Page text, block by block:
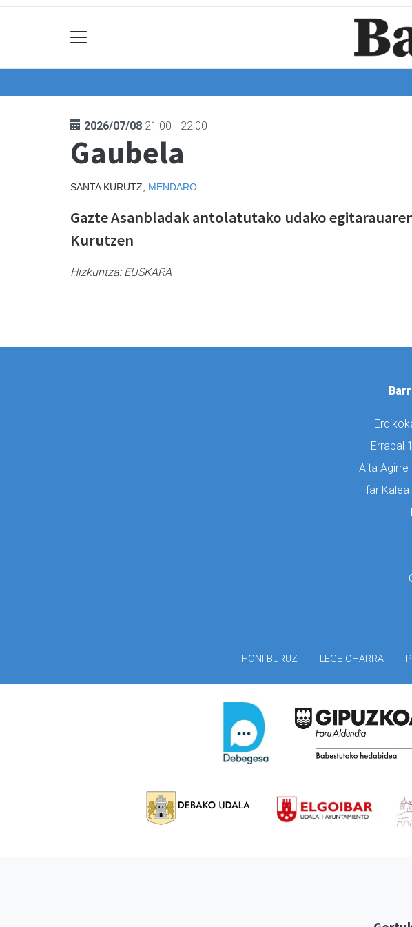
2026/07/08 21:00 - 22:00
Gaubela
SANTA KURUTZ, MENDARO
Gazte Asanbladak antolatutako udako
Kurutzen
Hizkuntza:EUSKARA
Errabal
Aita Agirre
Ifar Kalea
HONI BURUZ LEGE OHARRA